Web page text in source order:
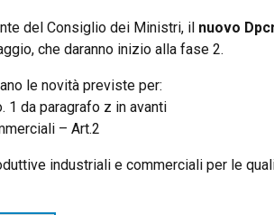
del Consiglio dei Ministri, il nuovo
che daranno inizio alla fase 2.
le novità previste per:
1 da paragrafo z in avanti
– Art.2
industriali e commerciali per le